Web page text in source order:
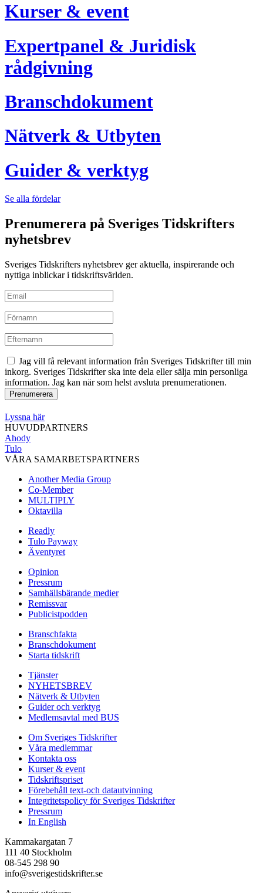
Kurser & event
Expertpanel & Juridisk
rådgivning
Branschdokument
Nätverk & Utbyten
Guider & verktyg
Se alla fördelar
Prenumerera på Sveriges Tidskrifters
nyhetsbrev
Sveriges Tidskrifters nyhetsbrev ger aktuella, inspirerande och
nyttiga inblickar i tidskriftsvärlden.
Jag vill få relevant information från Sveriges Tidskrifter till min
inkorg. Sveriges Tidskrifter ska inte dela eller sälja min personliga
information. Jag kan när som helst avsluta prenumerationen.
Lyssna här
HUVUDPARTNERS
Ahody
Tulo
VÅRA SAMARBETSPARTNERS
Another Media Group
Co-Member
MULTIPLY
Oktavilla
Readly
Tulo Payway
Äventyret
Opinion
Pressrum
Samhällsbärande medier
Remissvar
Publicistpodden
Branschfakta
Branschdokument
Starta tidskrift
Tjänster
NYHETSBREV
Nätverk & Utbyten
Guider och verktyg
Medlemsavtal med BUS
Om Sveriges Tidskrifter
Våra medlemmar
Kontakta oss
Kurser & event
Tidskriftspriset
Förebehåll text-och datautvinning
Integritetspolicy för Sveriges Tidskrifter
Pressrum
In English
Kammakargatan 7
111 40 Stockholm
08-545 298 90
info@sverigestidskrifter.se